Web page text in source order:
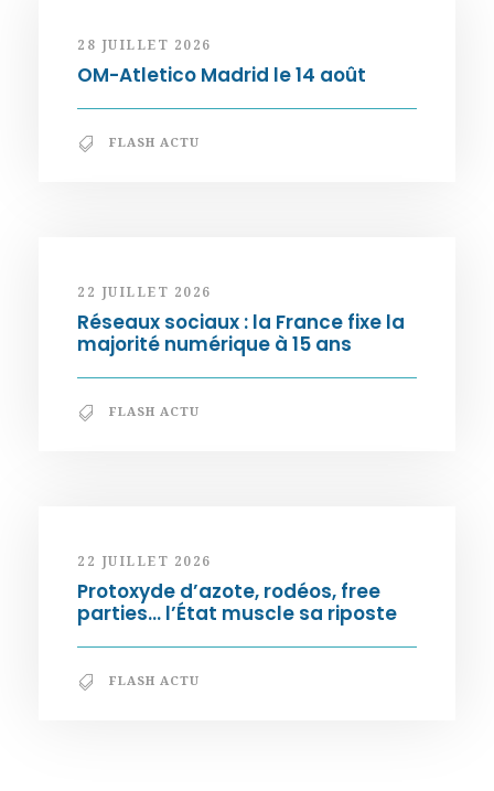
28 JUILLET 2026
OM-Atletico Madrid le 14 août
FLASH ACTU
22 JUILLET 2026
Réseaux sociaux : la France fixe la
majorité numérique à 15 ans
FLASH ACTU
22 JUILLET 2026
Protoxyde d’azote, rodéos, free
parties… l’État muscle sa riposte
FLASH ACTU